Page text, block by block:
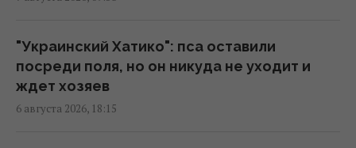
11:00 пятница, 07 августа 2026
Адвокат поставил под сомнение
беспристрастность антикоррупционной
"Украинский Хатико": пса оставили
посреди поля, но он никуда не уходит и
ждет хозяев
6 августа 2026, 18:15